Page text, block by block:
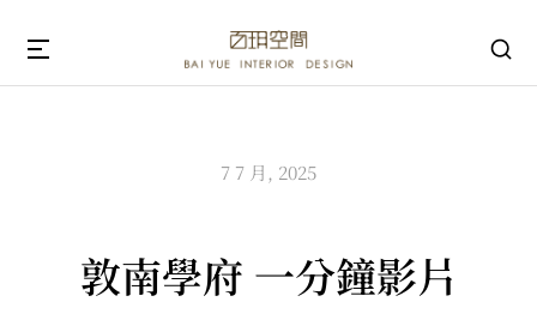
7 7 月, 2025
敦南學府 一分鐘影片